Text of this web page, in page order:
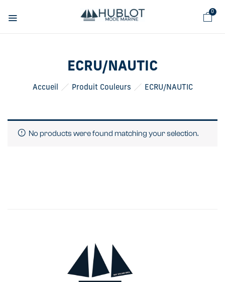
0
ECRU/NAUTIC
Accueil Produit Couleurs ECRU/NAUTIC
No products were found matching your selection.
Panneau de gestion des cookies